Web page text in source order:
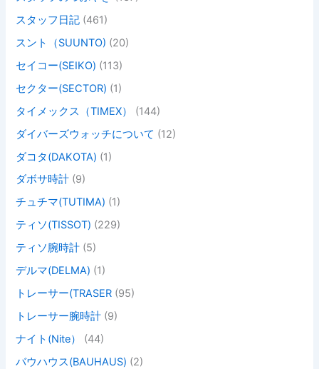
スタッフ日記 (461)
スント（SUUNTO) (20)
セイコー(SEIKO) (113)
セクター(SECTOR) (1)
タイメックス（TIMEX）
(144)
ダイバーズウォッチについて (12)
ダコタ(DAKOTA) (1)
ダボサ時計 (9)
チュチマ(TUTIMA) (1)
ティソ(TISSOT) (229)
ティソ腕時計 (5)
デルマ(DELMA) (1)
トレーサー(TRASER (95)
トレーサー腕時計 (9)
ナイト(Nite）
(44)
バウハウス(BAUHAUS) (2)